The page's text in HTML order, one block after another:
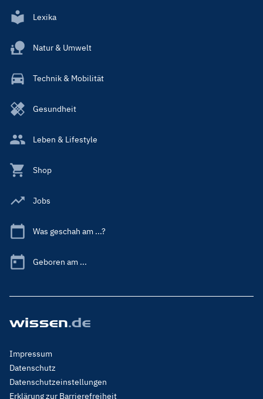
Lexika
Natur & Umwelt
Technik & Mobilität
Gesundheit
Leben & Lifestyle
Shop
Jobs
Was geschah am ...?
Geboren am ...
Footer
Menu
Legal
Impressum
Datenschutz
Datenschutzeinstellungen
Erklärung zur Barrierefreiheit